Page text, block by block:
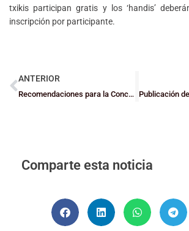
txikis participan gratis y los ‘handis’
inscripción por participante.
ANTERIOR
Recomendaciones para la Concentración CPT Getxo 2014 Cadete
Comparte esta noticia